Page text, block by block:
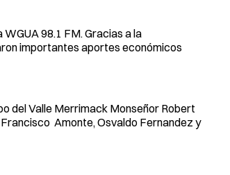
98.1 FM. Gracias a la
importantes aportes económicos
del Valle Merrimack Monseñor Robert
Amonte, Osvaldo Fernandez y